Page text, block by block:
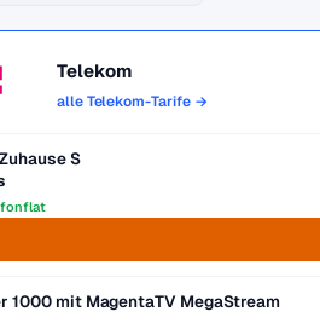
Telekom
alle Telekom-Tarife →
S
1000 mit MagentaTV MegaStream